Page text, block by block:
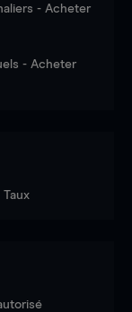
- Acheter
- Acheter
Taux